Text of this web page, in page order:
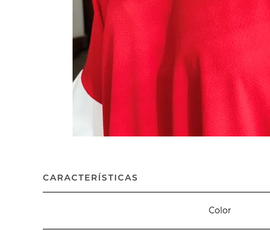
CARACTERÍSTICAS
Color